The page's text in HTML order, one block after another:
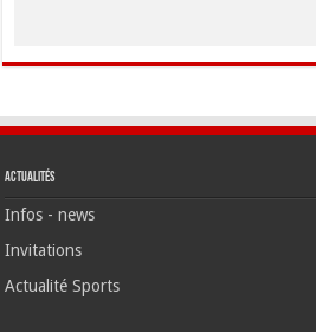
Actualités
Infos - news
Invitations
Actualité Sports